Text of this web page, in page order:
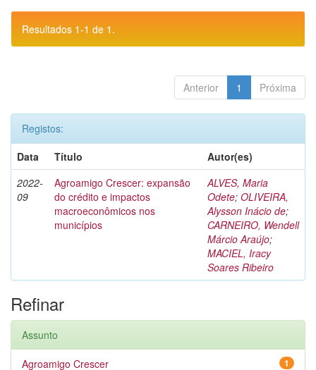
Resultados 1-1 de 1.
Anterior 1 Próxima
Registos:
Data
Título
Autor(es)
2022-
09
Agroamigo Crescer: expansão
do crédito e impactos
macroeconômicos nos
municípios
ALVES, Maria
Odete; OLIVEIRA,
Alysson Inácio de;
CARNEIRO, Wendell
Márcio Araújo;
MACIEL, Iracy
Soares Ribeiro
Refinar
Assunto
1
Agroamigo Crescer